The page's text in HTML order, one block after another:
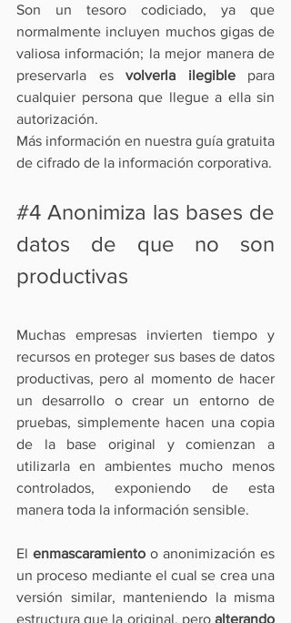
Son un tesoro codiciado, ya que
normalmente incluyen muchos gigas de
valiosa información; la mejor manera de
preservarla es volverla ilegible para
cualquier persona que llegue a ella sin
autorización.
Más información en nuestra guía gratuita
de cifrado de la información corporativa.
#4 Anonimiza las bases de
datos de que no son
productivas
Muchas empresas invierten tiempo y
recursos en proteger sus bases de datos
productivas, pero al momento de hacer
un desarrollo o crear un entorno de
pruebas, simplemente hacen una copia
de la base original y comienzan a
utilizarla en ambientes mucho menos
controlados, exponiendo de esta
manera toda la información sensible.
El enmascaramiento o anonimización es
un proceso mediante el cual se crea una
versión similar, manteniendo la misma
estructura que la original, pero alterando